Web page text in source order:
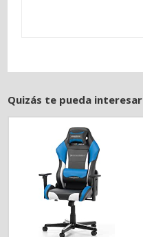
Quizás te pueda interesar